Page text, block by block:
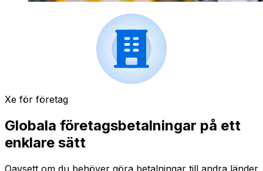
Xe för företag
Globala företagsbetalningar på ett
enklare sätt